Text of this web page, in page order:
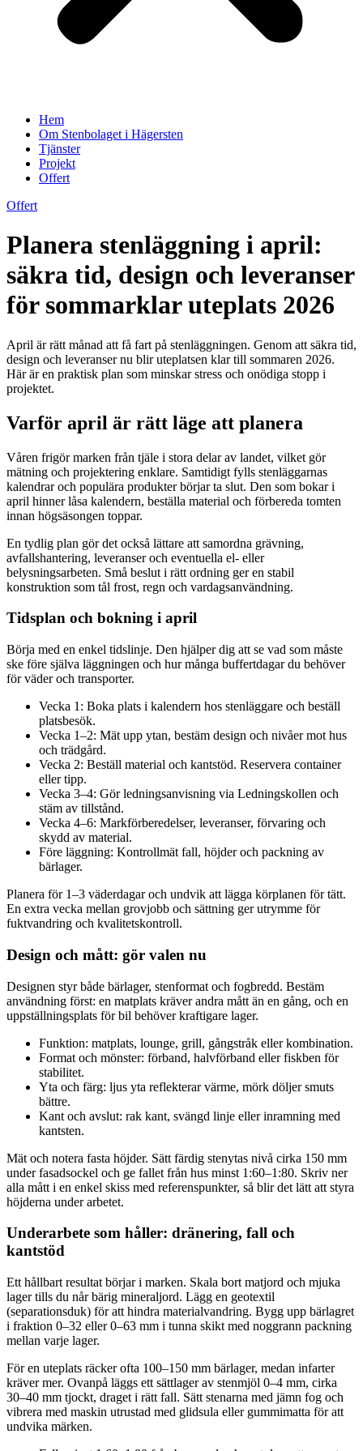
Hem
Om Stenbolaget i Hägersten
Tjänster
Projekt
Offert
Offert
Planera stenläggning i april:
säkra tid, design och leveranser
för sommarklar uteplats 2026
April är rätt månad att få fart på stenläggningen. Genom att säkra tid,
design och leveranser nu blir uteplatsen klar till sommaren 2026.
Här är en praktisk plan som minskar stress och onödiga stopp i
projektet.
Varför april är rätt läge att planera
Våren frigör marken från tjäle i stora delar av landet, vilket gör
mätning och projektering enklare. Samtidigt fylls stenläggarnas
kalendrar och populära produkter börjar ta slut. Den som bokar i
april hinner låsa kalendern, beställa material och förbereda tomten
innan högsäsongen toppar.
En tydlig plan gör det också lättare att samordna grävning,
avfallshantering, leveranser och eventuella el- eller
belysningsarbeten. Små beslut i rätt ordning ger en stabil
konstruktion som tål frost, regn och vardagsanvändning.
Tidsplan och bokning i april
Börja med en enkel tidslinje. Den hjälper dig att se vad som måste
ske före själva läggningen och hur många buffertdagar du behöver
för väder och transporter.
Vecka 1: Boka plats i kalendern hos stenläggare och beställ
platsbesök.
Vecka 1–2: Mät upp ytan, bestäm design och nivåer mot hus
och trädgård.
Vecka 2: Beställ material och kantstöd. Reservera container
eller tipp.
Vecka 3–4: Gör ledningsanvisning via Ledningskollen och
stäm av tillstånd.
Vecka 4–6: Markförberedelser, leveranser, förvaring och
skydd av material.
Före läggning: Kontrollmät fall, höjder och packning av
bärlager.
Planera för 1–3 väderdagar och undvik att lägga körplanen för tätt.
En extra vecka mellan grovjobb och sättning ger utrymme för
fuktvandring och kvalitetskontroll.
Design och mått: gör valen nu
Designen styr både bärlager, stenformat och fogbredd. Bestäm
användning först: en matplats kräver andra mått än en gång, och en
uppställningsplats för bil behöver kraftigare lager.
Funktion: matplats, lounge, grill, gångstråk eller kombination.
Format och mönster: förband, halvförband eller fiskben för
stabilitet.
Yta och färg: ljus yta reflekterar värme, mörk döljer smuts
bättre.
Kant och avslut: rak kant, svängd linje eller inramning med
kantsten.
Mät och notera fasta höjder. Sätt färdig stenytas nivå cirka 150 mm
under fasadsockel och ge fallet från hus minst 1:60–1:80. Skriv ner
alla mått i en enkel skiss med referenspunkter, så blir det lätt att styra
höjderna under arbetet.
Underarbete som håller: dränering, fall och
kantstöd
Ett hållbart resultat börjar i marken. Skala bort matjord och mjuka
lager tills du når bärig mineraljord. Lägg en geotextil
(separationsduk) för att hindra materialvandring. Bygg upp bärlagret
i fraktion 0–32 eller 0–63 mm i tunna skikt med noggrann packning
mellan varje lager.
För en uteplats räcker ofta 100–150 mm bärlager, medan infarter
kräver mer. Ovanpå läggs ett sättlager av stenmjöl 0–4 mm, cirka
30–40 mm tjockt, draget i rätt fall. Sätt stenarna med jämn fog och
vibrera med maskin utrustad med glidsula eller gummimatta för att
undvika märken.